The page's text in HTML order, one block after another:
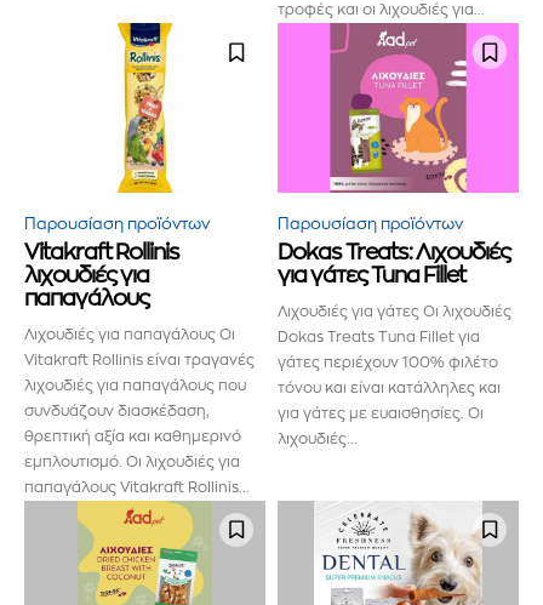
Εγγραφείτε στο Newsletter του
PetshopMarket.gr και
ενημερωθείτε πρώτοι για τα νέα
προϊόντα και τις εξελίξεις της
αγοράς.
Για να εγγραφείτε, απλώς εισάγετε τη διεύθυνση email σας
στον ιστότοπό μας ή κάντε κλικ στο κουμπί εγγραφής
παρακάτω. Μην ανησυχείτε, σεβόμαστε την ιδιωτικότητά σας
και δεν θα σας στείλουμε ανεπιθύμητα μηνύματα. Οι
πληροφορίες σας είναι ασφαλείς μαζί μας.
τροφές και οι λιχουδιές για...
Παρουσίαση προϊόντων
Vitakraft Rollinis
λιχουδιές για
παπαγάλους
Λιχουδιές για παπαγάλους Οι
Vitakraft Rollinis είναι τραγανές
λιχουδιές για παπαγάλους που
συνδυάζουν διασκέδαση,
θρεπτική αξία και καθημερινό
εμπλουτισμό. Οι λιχουδιές για
παπαγάλους Vitakraft Rollinis...
Παρουσίαση προϊόντων
Dokas Treats: Λιχουδιές
για γάτες Tuna Fillet
Λιχουδιές για γάτες Οι λιχουδιές
Dokas Treats Tuna Fillet για
γάτες περιέχουν 100% φιλέτο
τόνου και είναι κατάλληλες και
για γάτες με ευαισθησίες. Οι
λιχουδιές...